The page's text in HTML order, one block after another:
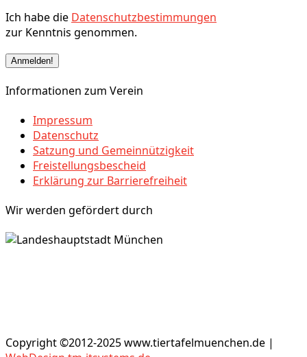
Ich habe die Datenschutzbestimmungen
zur Kenntnis genommen.
Informationen zum Verein
Impressum
Datenschutz
Satzung und Gemeinnützigkeit
Freistellungsbescheid
Erklärung zur Barrierefreiheit
Wir werden gefördert durch
Copyright ©2012-2025 www.tiertafelmuenchen.de |